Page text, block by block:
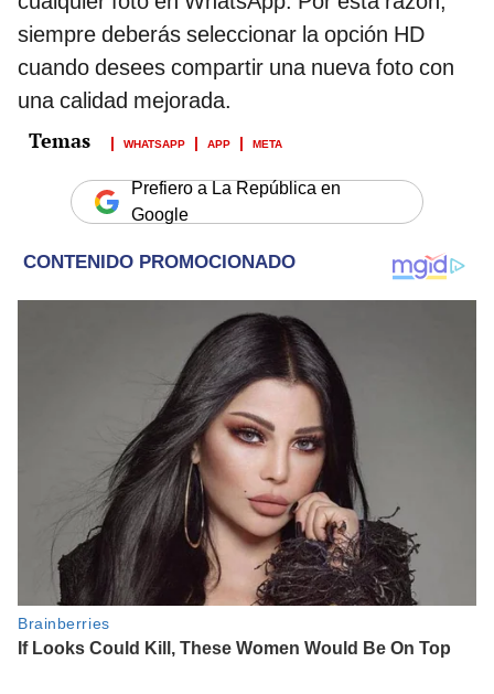
siempre deberás seleccionar la opción HD
cuando desees compartir una nueva foto con
una calidad mejorada.
WHATSAPP APP META
Prefiero a La República en
Google